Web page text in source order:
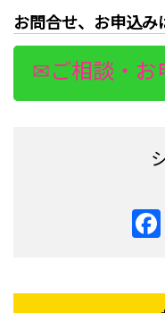
お問合せ、お申込
✉ご相談・お